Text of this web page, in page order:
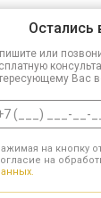
Остались
или
Вас
на кнопку
на